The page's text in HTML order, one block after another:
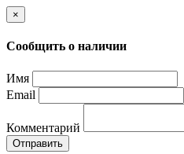
×
Сообщить о наличии
Имя
Email
Комментарий
Отправить